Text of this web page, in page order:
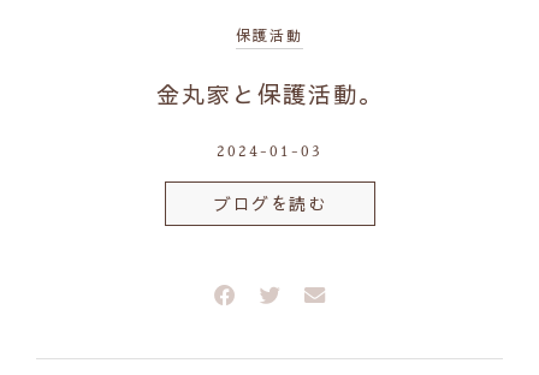
保護活動
金丸家と保護活動。
2024-01-03
ブログを読む